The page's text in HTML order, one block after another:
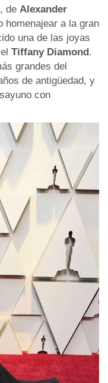
de Alexander
homenajear a la gran
una de las joyas
Tiffany Diamond.
grandes del
de antigüedad, y
con